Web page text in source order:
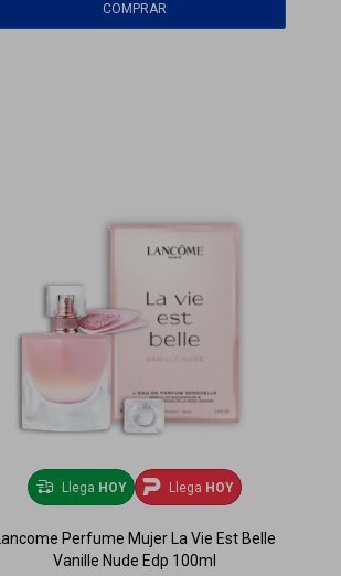
Llega HOY Llega HOY
Lancome Perfume Mujer La Vie Est Belle
Vanille Nude Edp 100ml